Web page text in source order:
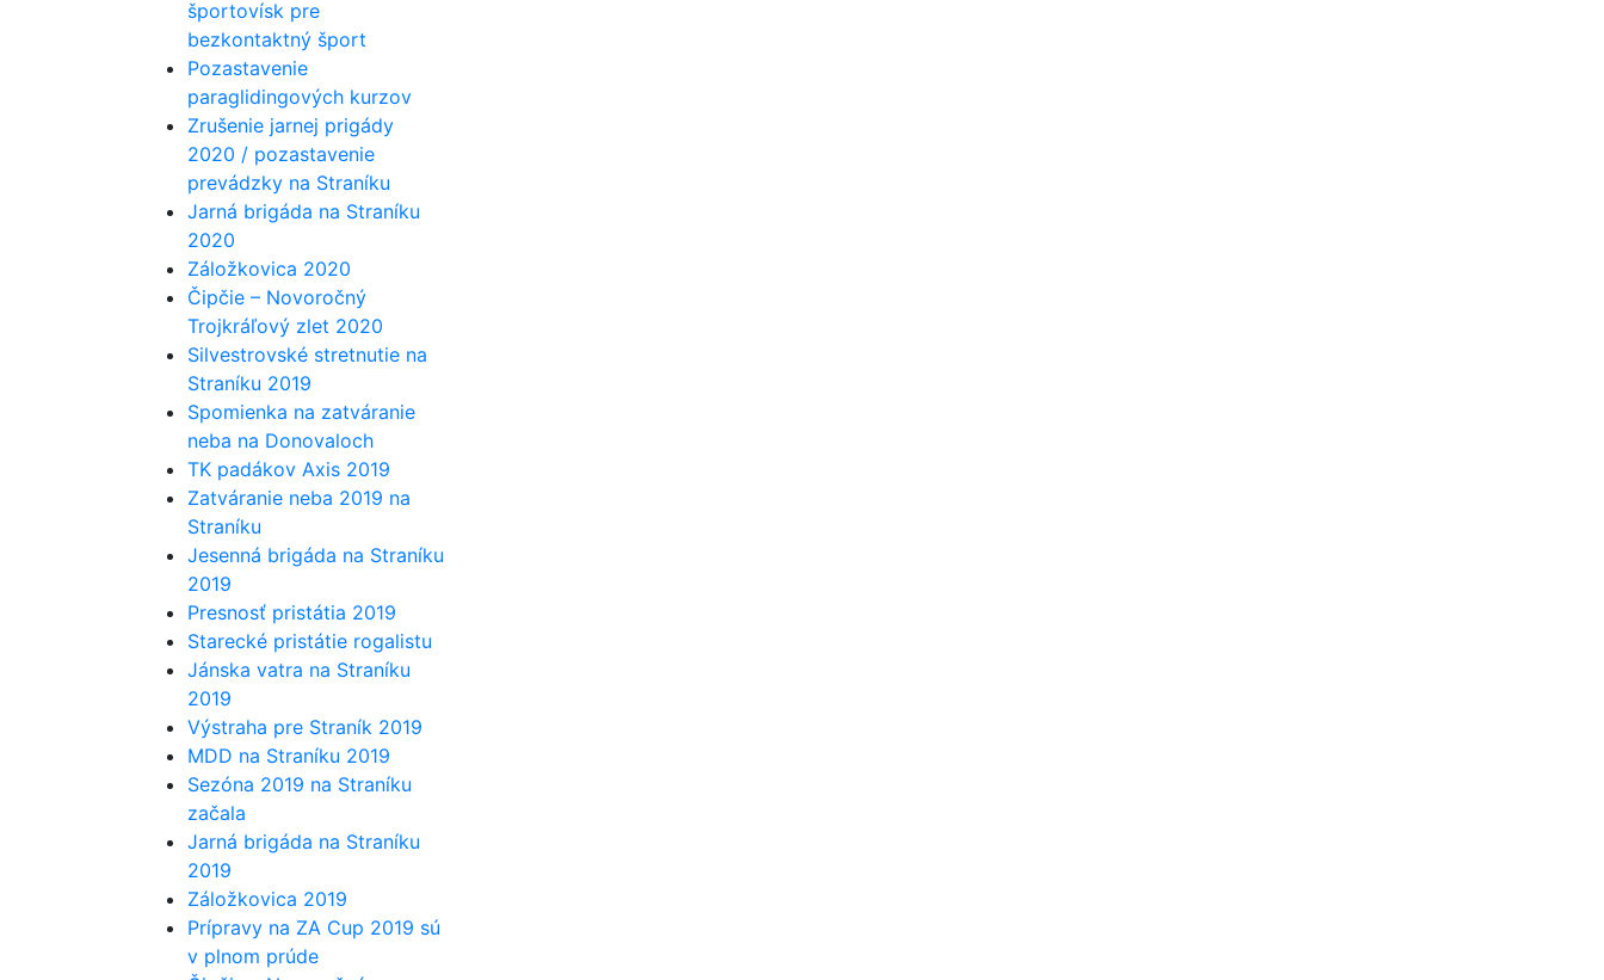
športovísk pre
bezkontaktný šport
Pozastavenie
paraglidingových kurzov
Zrušenie jarnej prigády
2020 / pozastavenie
prevádzky na Straníku
Jarná brigáda na Straníku
2020
Záložkovica 2020
Čipčie – Novoročný
Trojkráľový zlet 2020
Silvestrovské stretnutie na
Straníku 2019
Spomienka na zatváranie
neba na Donovaloch
TK padákov Axis 2019
Zatváranie neba 2019 na
Straníku
Jesenná brigáda na Straníku
2019
Presnosť pristátia 2019
Starecké pristátie rogalistu
Jánska vatra na Straníku
2019
Výstraha pre Straník 2019
MDD na Straníku 2019
Sezóna 2019 na Straníku
začala
Jarná brigáda na Straníku
2019
Záložkovica 2019
Prípravy na ZA Cup 2019 sú
v plnom prúde